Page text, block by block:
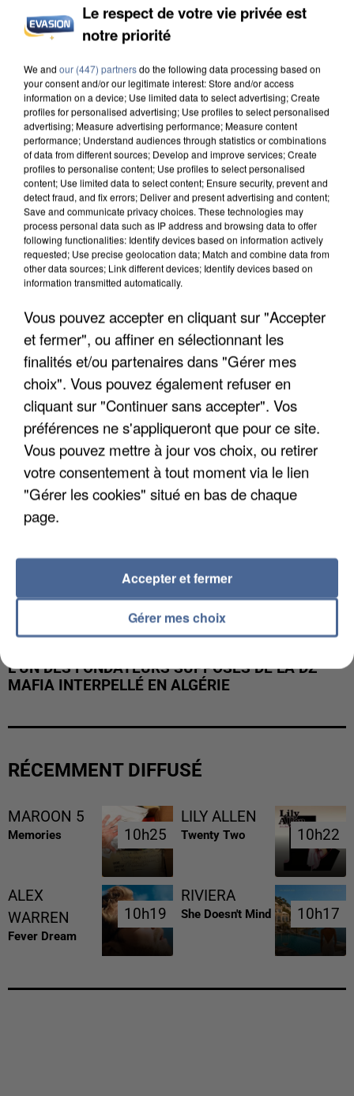
DE SOLIDARITÉ AVEC LES...
APRÈS TOUTES CES CANICULES, LES REFUGES
DE FAUNE SAUVAGE SONT...
L’UN DES FONDATEURS SUPPOSÉS DE LA DZ
MAFIA INTERPELLÉ EN ALGÉRIE
RÉCEMMENT DIFFUSÉ
MAROON 5
Memories 10h25
10h25
LILY ALLEN
Twenty Two 10h22
10h22
ALEX
WARREN
Fever Dream
10h19
10h19
RIVIERA
She Doesn't Mind 10h17
10h17
Le respect de votre vie privée est
notre priorité
We and our (447) partnersdo the following data processing based on
your consent and/or our legitimate interest: Store and/or access
information on a device; Use limited data to select advertising; Create
profiles for personalised advertising; Use profiles to select personalised
advertising; Measure advertising performance; Measure content
performance; Understand audiences through statistics or combinations
of data from different sources; Develop and improve services; Create
profiles to personalise content; Use profiles to select personalised
content; Use limited data to select content; Ensure security, prevent and
detect fraud, and fix errors; Deliver and present advertising and content;
Save and communicate privacy choices. These technologies may
process personal data such as IP address and browsing data to offer
following functionalities: Identify devices based on information actively
requested; Use precise geolocation data; Match and combine data from
other data sources; Link different devices; Identify devices based on
information transmitted automatically.
Vous pouvez accepter en cliquant sur "Accepter
et fermer", ou affiner en sélectionnant les
finalités et/ou partenaires dans "Gérer mes
choix". Vous pouvez également refuser en
cliquant sur "Continuer sans accepter". Vos
préférences ne s'appliqueront que pour ce site.
Vous pouvez mettre à jour vos choix, ou retirer
votre consentement à tout moment via le lien
"Gérer les cookies" situé en bas de chaque
page.
Gérer mes choix
Accepter et fermer